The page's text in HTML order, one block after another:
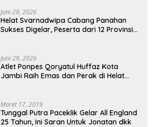
Juni 29, 2026
Helat Svarnadwipa Cabang Panahan
Sukses Digelar, Peserta dari 12 Provinsi
Juni 29, 2026
Atlet Ponpes Qoryatul Huffaz Kota
Jambi Raih Emas dan Perak di Helat
Maret 17, 2019
Tunggal Putra Paceklik Gelar All England
25 Tahun, Ini Saran Untuk Jonatan dkk